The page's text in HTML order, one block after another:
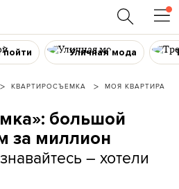
пойти Уличная мода
КВАРТИРОСЪЕМКА
МОЯ КВАРТИРА
большой
за миллион
– хотели